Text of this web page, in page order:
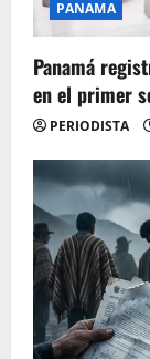
PANAMA
Panamá
en el primer
PERIODISTA